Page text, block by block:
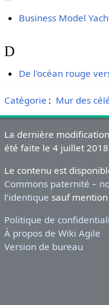
Business Model
D
De l'océan rouge
Catégorie : Mur des
La dernière
été faite le 4 juillet
Le contenu est
Commons paternité –
l’identique sauf
Politique de
À propos de Wiki Agile
Version de bureau